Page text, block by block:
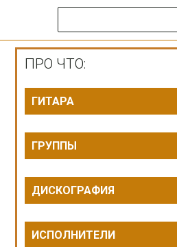
ПРО ЧТО:
ГИТАРА
ГРУППЫ
ДИСКОГРАФИЯ
ИСПОЛНИТЕЛИ